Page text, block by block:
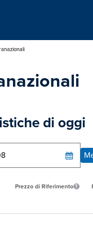
di oggi
Prezzo di Riferimento